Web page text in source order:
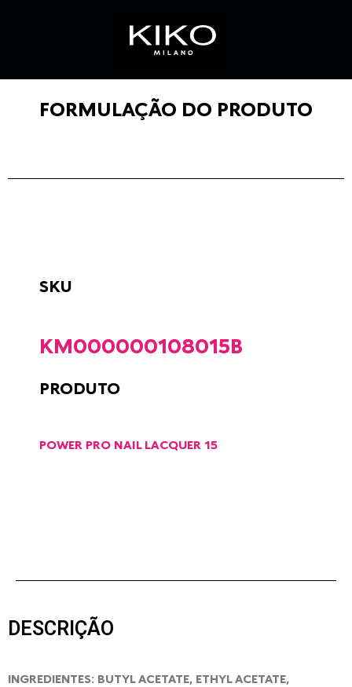
FORMULAÇÃO DO PRODUTO
SKU
KM000000108015B
PRODUTO
POWER PRO NAIL LACQUER 15
DESCRIÇÃO
INGREDIENTES: BUTYL ACETATE, ETHYL ACETATE,